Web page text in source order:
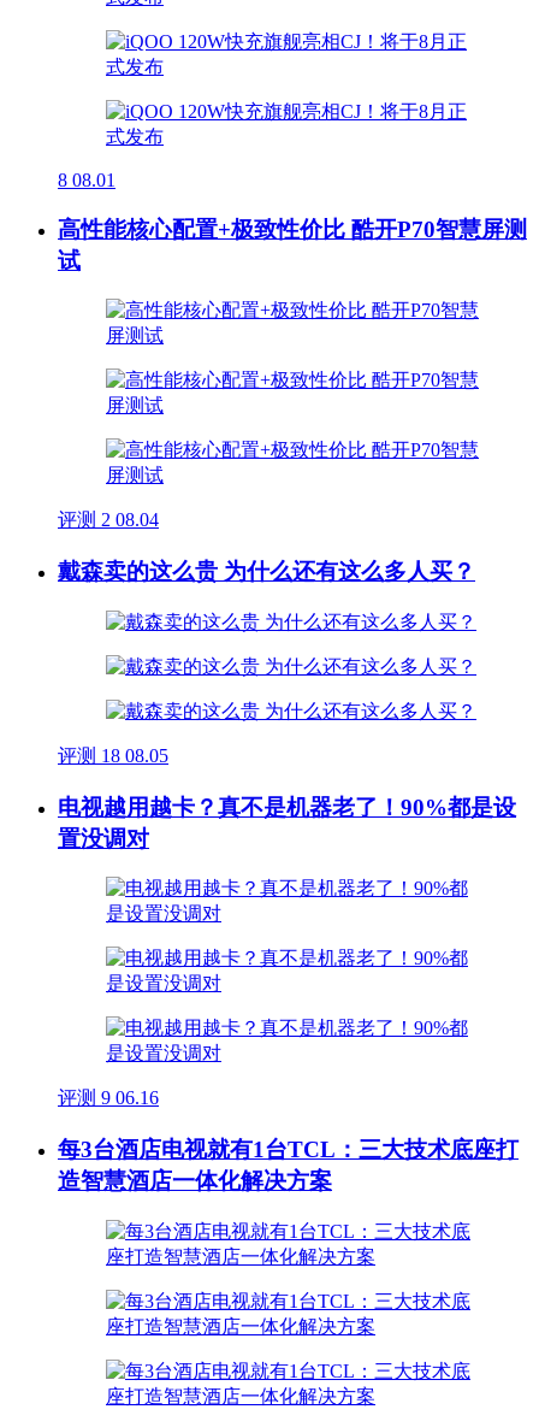
8 08.01
高性能核心配置+极致性价比 酷开P70智慧屏测
试
评测 2 08.04
戴森卖的这么贵 为什么还有这么多人买？
评测 18 08.05
电视越用越卡？真不是机器老了！90%都是设
置没调对
评测 9 06.16
每3台酒店电视就有1台TCL：三大技术底座打
造智慧酒店一体化解决方案